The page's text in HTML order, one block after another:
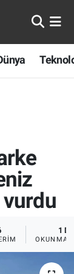
vurdu
1 DK
OKUNMA